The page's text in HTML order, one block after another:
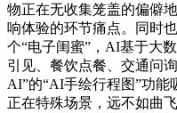
物正在无收集笼盖的偏僻
响体验的环节痛点。同时
个“电子闺蜜”，AI基于大
引见、餐饮点餐、交通问
AI”的“AI手绘行程图”功能
正在特殊场景，远不如曲